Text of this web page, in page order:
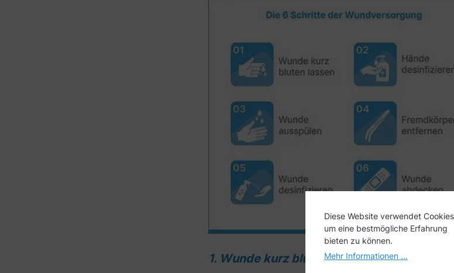
1. Wunde kurz bluten lassen
Diese Website verwendet
um eine bestmögliche Erfahrung
bieten zu können.
Mehr Informationen ...